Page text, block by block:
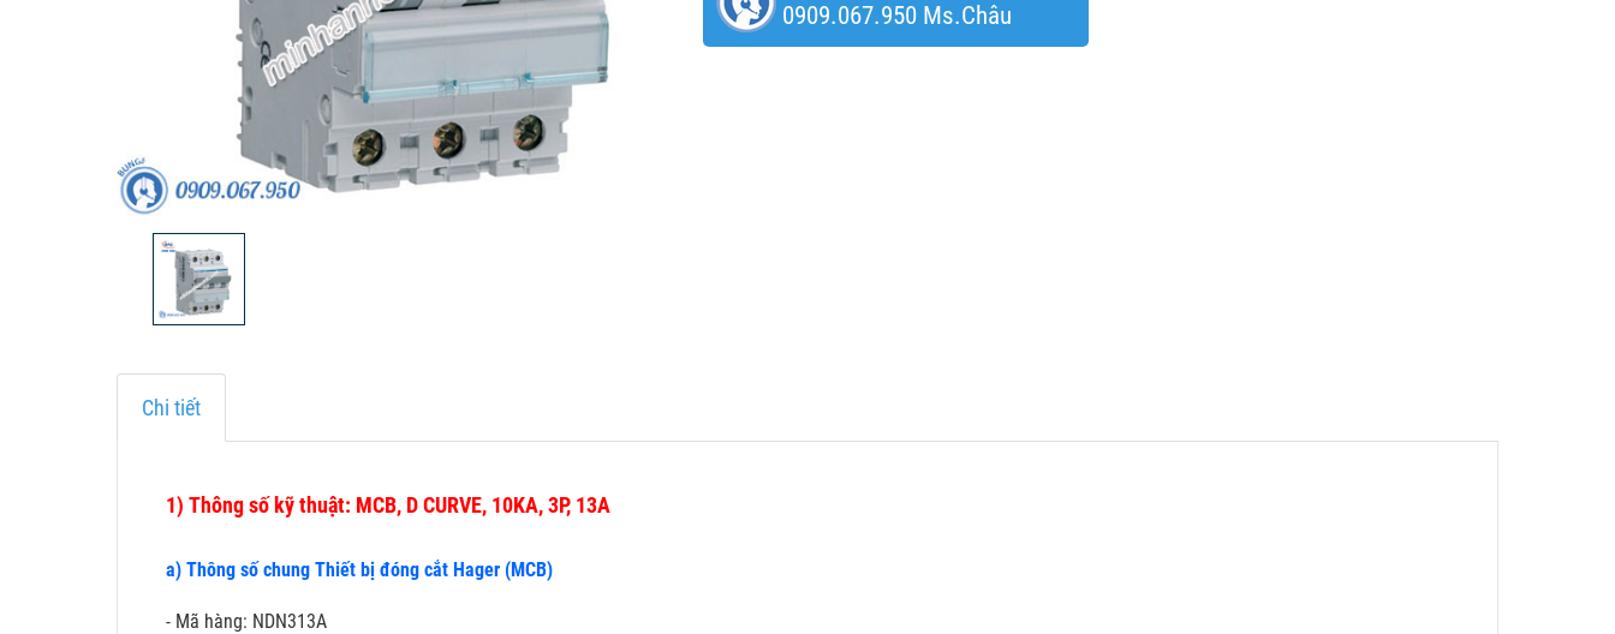
0909.067.950 Ms.Châu
Chi tiết
1) Thông số kỹ thuật: MCB, D CURVE, 10KA, 3P, 13A
a) Thông số chung Thiết bị đóng cắt Hager (MCB)
- Mã hàng: NDN313A